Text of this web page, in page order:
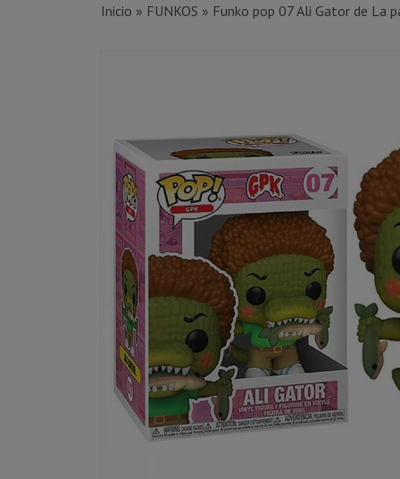
Inicio » FUNKOS » Funko pop 07 Ali Gator de La